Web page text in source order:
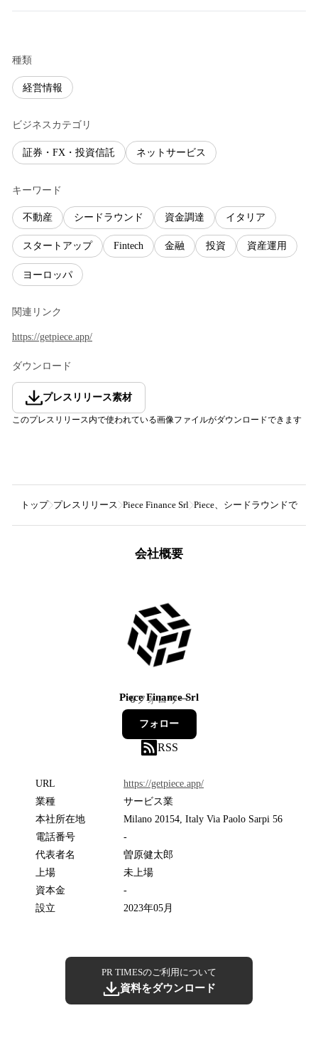
種類
経営情報
ビジネスカテゴリ
証券・FX・投資信託 ネットサービス
キーワード
不動産 シードラウンド 資金調達 イタリア
スタートアップ Fintech 金融 投資 資産運用
ヨーロッパ
関連リンク
https://getpiece.app/
ダウンロード
プレスリリース素材
このプレスリリース内で使われている画像ファイルがダウンロードできます
トップ プレスリリース Piece Finance Srl Piece、シードラウンドで
会社概要
Piece Finance Srl
6フォロワー
フォロー
RSS
URL
https://getpiece.app/
業種
サービス業
本社所在地
Milano 20154, Italy Via Paolo Sarpi 56
電話番号
-
代表者名
曽原健太郎
上場
未上場
資本金
-
設立
2023年05月
PR TIMESのご利用について
資料をダウンロード